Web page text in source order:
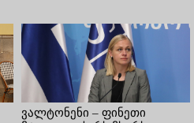
ვალტონენი – ფინეთი